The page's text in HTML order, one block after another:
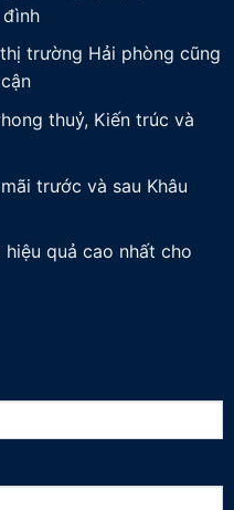
trường Hải phòng cũng
thuỷ, Kiến trúc và
trước và sau Khâu
hiệu quả cao nhất cho